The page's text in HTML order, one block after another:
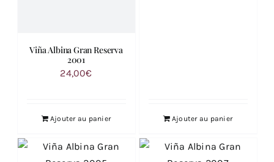
Viña Albina Gran Reserva
2001
24,00€
Ajouter au panier Ajouter au panier